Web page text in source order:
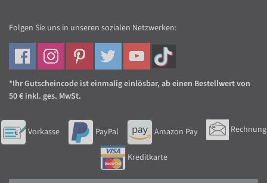
Folgen Sie uns in unseren sozialen Netzwerken:
*Ihr Gutscheincode ist einmalig einlösbar, ab einen Bestellwert von
50 € inkl. ges. MwSt.
Vorkasse PayPal Amazon Pay Rechnung
Kreditkarte